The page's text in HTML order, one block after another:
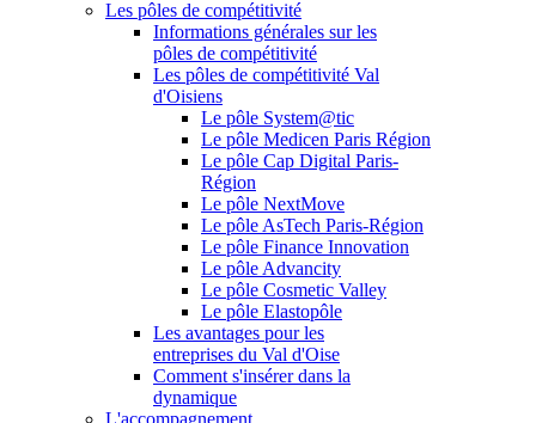
Les pôles de compétitivité
Informations générales sur les
pôles de compétitivité
Les pôles de compétitivité Val
d'Oisiens
Le pôle System@tic
Le pôle Medicen Paris Région
Le pôle Cap Digital Paris-
Région
Le pôle NextMove
Le pôle AsTech Paris-Région
Le pôle Finance Innovation
Le pôle Advancity
Le pôle Cosmetic Valley
Le pôle Elastopôle
Les avantages pour les
entreprises du Val d'Oise
Comment s'insérer dans la
dynamique
L'accompagnement